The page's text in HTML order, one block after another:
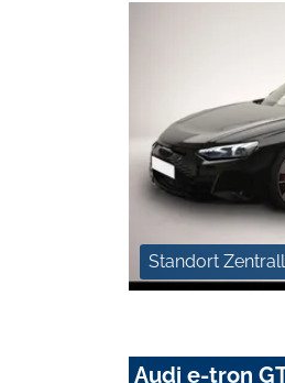
Standort
Audi e-tron